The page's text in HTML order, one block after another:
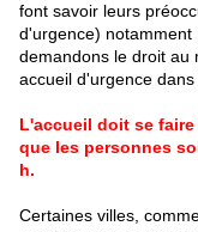
font savoir leurs
d'urgence) notamment
demandons le droit au
accueil d'urgence
L'accueil doit se
que les personnes
h.
Certaines villes,